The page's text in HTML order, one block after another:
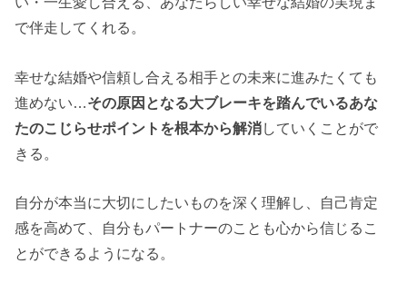
で伴走してくれる。
幸せな結婚や信頼し合える相手との未来に進みたくても
進めない…その原因となる大ブレーキを踏んでいるあな
たのこじらせポイントを根本から解消していくことがで
きる。
自分が本当に大切にしたいものを深く理解し、自己肯定
感を高めて、自分もパートナーのことも心から信じるこ
とができるようになる。